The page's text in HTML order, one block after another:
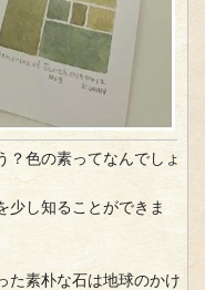
？色の素ってなんでしょ
少し知ることができま
た素朴な石は地球のかけ